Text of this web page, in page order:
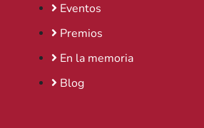
Eventos
Premios
En la memoria
Blog